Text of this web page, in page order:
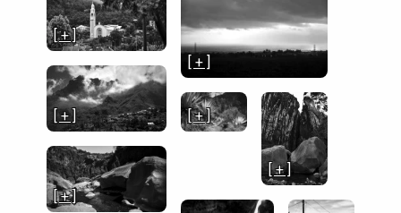
[ + ]
[ + ]
[ + ] [ + ]
[ + ]
[ + ]